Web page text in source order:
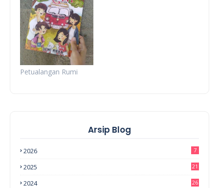
Petualangan Rumi
Arsip Blog
2026 7
2025 21
2024 26